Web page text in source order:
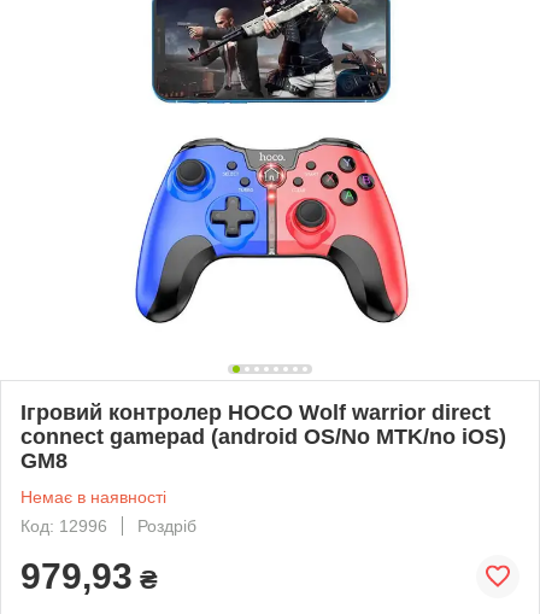
Ігровий контролер HOCO Wolf warrior direct
connect gamepad (android OS/No MTK/no iOS)
GM8
Немає в наявності
Код: 12996
Роздріб
979,93 ₴